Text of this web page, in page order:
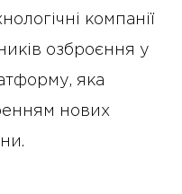
компанії
озброєння у
яка
нових